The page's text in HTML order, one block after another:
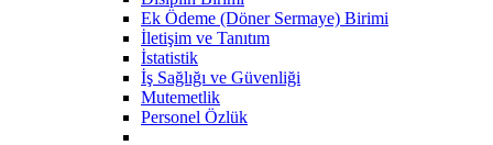
Ek Ödeme (Döner Sermaye) Birimi
İletişim ve Tanıtım
İstatistik
İş Sağlığı ve Güvenliği
Mutemetlik
Personel Özlük